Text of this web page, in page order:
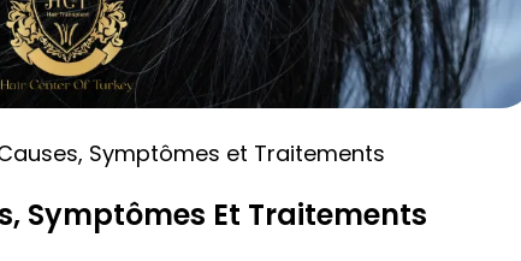
Symptômes et Traitements
Symptômes Et Traitements